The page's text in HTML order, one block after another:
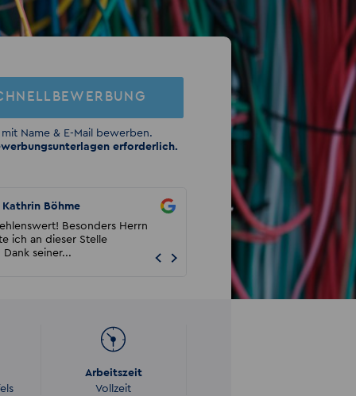
mit Name & E-Mail bewerben.
erforderlich.
Kathrin Böhme
Besonders Herrn
ich an dieser Stelle
seiner...
Marc Schmolinski
Ich arbeite seit 2020 bei Akzent
bisher keine großen Probleme
weder mit dem Persona...
Arbeitszeit
Vollzeit